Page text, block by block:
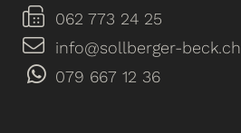
062 773 24 25
info@sollberger-beck.ch
079 667 12 36